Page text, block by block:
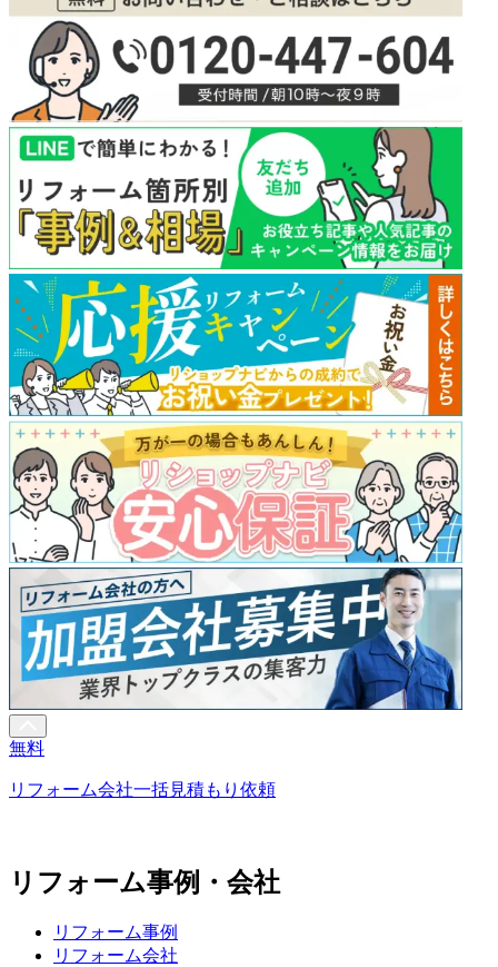
無料
リフォーム会社一括見積もり依頼
リフォーム事例・会社
リフォーム事例
リフォーム会社